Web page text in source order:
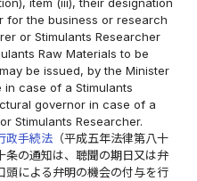
for the business or research
or Stimulants Researcher
Raw Materials to be
be issued, by the Minister
case of a Stimulants
governor in case of a
Stimulants Researcher.
政手続法 （平成五年法律第八十
条の通知は、聴聞の期日又は弁
頭による弁明の機会の付与を行